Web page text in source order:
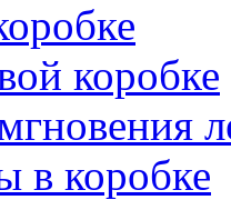
коробке
в коробке